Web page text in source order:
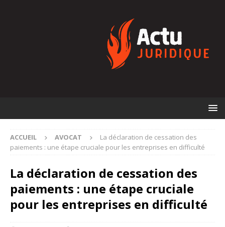
ACCUEIL AVOCAT
La déclaration de cessation des
paiements : une étape cruciale pour les entreprises en difficulté
La déclaration de cessation des
paiements : une étape cruciale
pour les entreprises en difficulté